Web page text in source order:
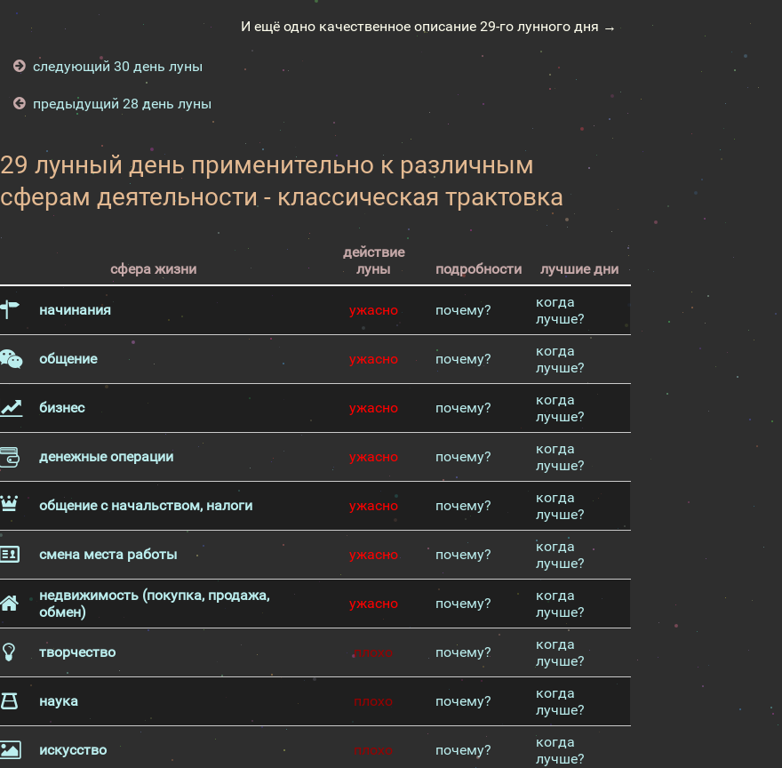
И ещё одно качественное описание 29-го лунного дня →
следующий 30 день луны
предыдущий 28 день луны
29 лунный день применительно к различным
сферам деятельности - классическая трактовка
сфера жизни
действие
луны
подробности лучшие дни
начинания ужасно почему?
когда
лучше?
общение ужасно почему?
когда
лучше?
бизнес ужасно почему?
когда
лучше?
денежные операции ужасно почему?
когда
лучше?
общение с начальством, налоги ужасно почему?
когда
лучше?
смена места работы ужасно почему?
когда
лучше?
недвижимость (покупка, продажа,
обмен)
ужасно почему?
когда
лучше?
творчество плохо почему?
когда
лучше?
наука плохо почему?
когда
лучше?
искусство плохо почему?
когда
лучше?